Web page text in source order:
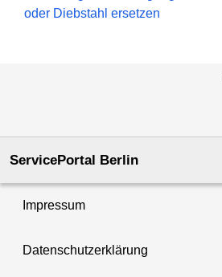
oder Diebstahl ersetzen
ServicePortal Berlin
Impressum
Datenschutzerklärung